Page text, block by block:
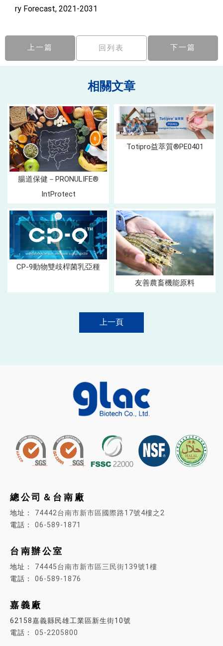
ry Forecast, 2021-2031
上一篇 回列表 下一篇
腸道保健－PRONULIFE®
IntProtect
Totipro益萃質®PE0401
CP-9動物雙歧桿菌乳亞種
友善農畜機能原料
上一頁
總公司＆台南廠
74442台南市新市區國際路17號4樓之2
06-589-1871
台南辦公室
74445台南市新市區三民街139號1樓
06-589-1876
嘉義廠
62158嘉義縣民雄工業區新生街10號
05-2205800